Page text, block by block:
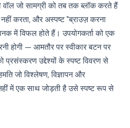
जो सामग्री को तब तक ब्लॉक करते हैं
करता, और अस्पष्ट "ब्राउज़ करना
में विफल होते हैं। उपयोगकर्ता को एक
होगी — आमतौर पर स्वीकार बटन पर
प्रसंस्करण उद्देश्यों के स्पष्ट विवरण से
जो विश्लेषण, विज्ञापन और
में एक साथ जोड़ती है उसे स्पष्ट रूप से